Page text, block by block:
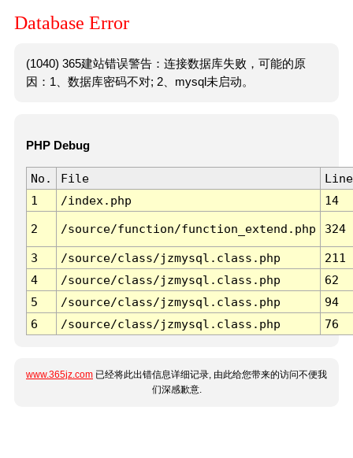
Database Error
(1040) 365建站错误警告：连接数据库失败，可能的原
因：1、数据库密码不对; 2、mysql未启动。
PHP Debug
No. File
Line
1
/index.php 14
2 /source/function/function_extend.php 324
3 /source/class/jzmysql.class.php
211
4
/source/class/jzmysql.class.php
62
5
/source/class/jzmysql.class.php
94
6
/source/class/jzmysql.class.php 76
www.365jz.com 已经将此出错信息详细记录, 由此给您带来的访问不便我
们深感歉意.